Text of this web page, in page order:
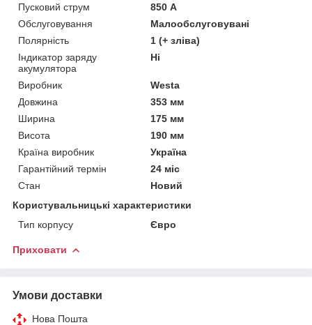
Пусковий струм
850 А
Обслуговування
Малообслуговувані
Полярність
1 (+ зліва)
Індикатор заряду
акумулятора
Ні
Виробник
Westa
Довжина
353 мм
Ширина
175 мм
Висота
190 мм
Країна виробник
Україна
Гарантійний термін
24 міс
Стан
Новий
Користувальницькі характеристики
Тип корпусу
Євро
Приховати
Умови доставки
Нова Пошта